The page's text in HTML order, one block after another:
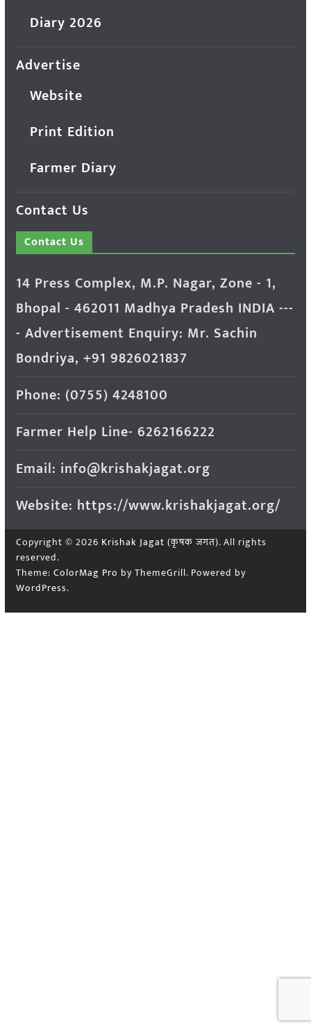
Diary 2026
Advertise
Website
Print Edition
Farmer Diary
Contact Us
Contact Us
14 Press Complex, M.P. Nagar, Zone - 1,
Bhopal - 462011 Madhya Pradesh INDIA ---
- Advertisement Enquiry: Mr. Sachin
Bondriya, +91 9826021837
Phone: (0755) 4248100
Farmer Help Line- 6262166222
Email: info@krishakjagat.org
Website: https://www.krishakjagat.org/
Copyright © 2026 Krishak Jagat (कृषक जगत). All rights
reserved.
Theme: ColorMag Pro by ThemeGrill. Powered by
WordPress.